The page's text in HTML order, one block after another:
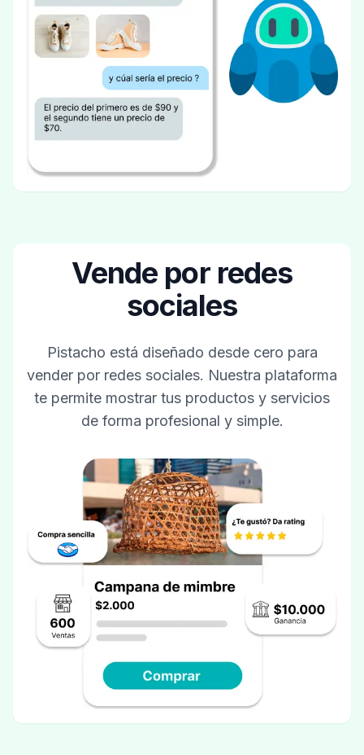
Vende por redes
sociales
Pistacho está diseñado desde cero para
vender por redes sociales. Nuestra plataforma
te permite mostrar tus productos y servicios
de forma profesional y simple.